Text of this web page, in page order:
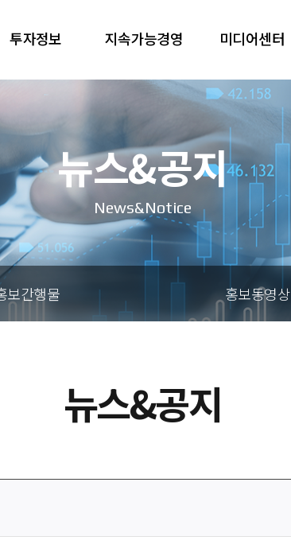
투자정보 지속가능경영 미디어센터
뉴스&공지
News&Notice
보간행물 홍보동영상
뉴스&공지